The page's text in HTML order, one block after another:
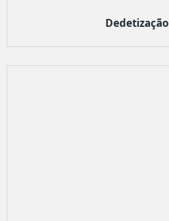
Dedetização